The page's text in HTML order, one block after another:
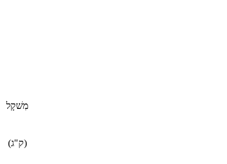
מִשׁקָל
(ק"ג)